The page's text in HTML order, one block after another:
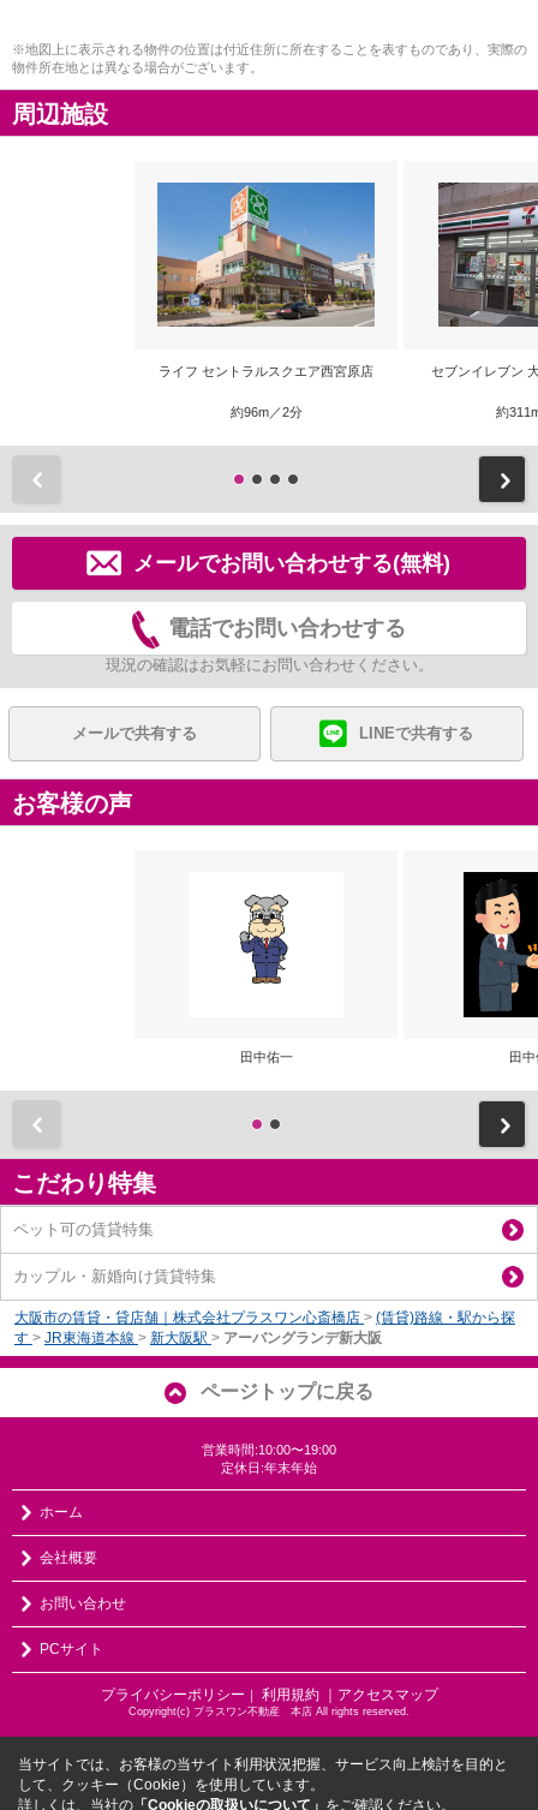
※地図上に表示される物件の位置は付近住所に所在することを表すものであり、実際の
物件所在地とは異なる場合がございます。
周辺施設
ライフ セントラルスクエア西宮原店
約96m／2分
セブンイレブン
約
メールでお問い合わせする(無料)
電話でお問い合わせする
現況の確認はお気軽にお問い合わせください。
メールで共有する LINEで共有する
お客様の声
田中佑一 田
こだわり特集
ペット可の賃貸特集
カップル・新婚向け賃貸特集
大阪市の賃貸・貸店舗｜株式会社プラスワン心斎橋店 > (賃貸)路線・駅から探
す > JR東海道本線 > 新大阪駅 > アーバングランデ新大阪
ページトップに戻る
営業時間:10:00〜19:00
定休日:年末年始
ホーム
会社概要
お問い合わせ
PCサイト
プライバシーポリシー 利用規約 ｜アクセスマップ
Copyright(c) プラスワン不動産 本店 All rights reserved.
当サイトでは、お客様の当サイト利用状況把握、サービス向上検討を目的と
して、クッキー（Cookie）を使用しています。
詳しくは、当社の 「Cookieの取扱いについて」 をご確認ください。